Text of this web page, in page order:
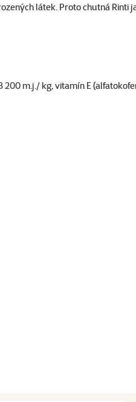
látek. Proto chutná Rinti
m.j./ kg, vitamín E